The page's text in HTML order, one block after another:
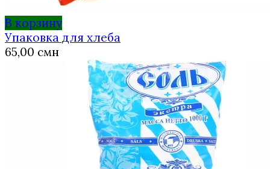
В корзину
Упаковка для хлеба
65,00 смн